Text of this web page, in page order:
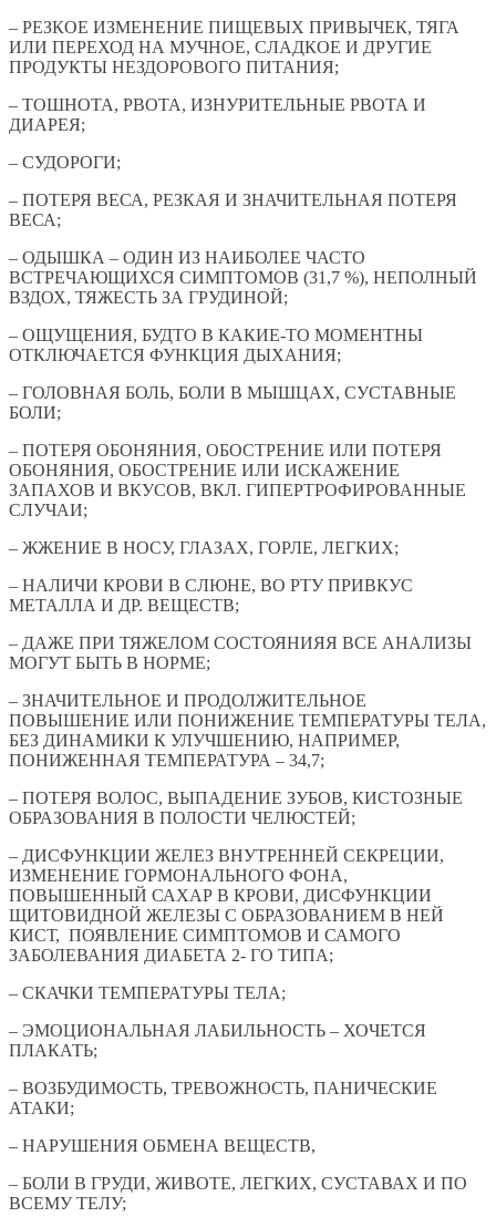
– РЕЗКОЕ ИЗМЕНЕНИЕ ПИЩЕВЫХ ПРИВЫЧЕК, ТЯГА
ИЛИ ПЕРЕХОД НА МУЧНОЕ, СЛАДКОЕ И ДРУГИЕ
ПРОДУКТЫ НЕЗДОРОВОГО ПИТАНИЯ;
– ТОШНОТА, РВОТА, ИЗНУРИТЕЛЬНЫЕ РВОТА И
ДИАРЕЯ;
– СУДОРОГИ;
– ПОТЕРЯ ВЕСА, РЕЗКАЯ И ЗНАЧИТЕЛЬНАЯ ПОТЕРЯ
ВЕСА;
– ОДЫШКА – ОДИН ИЗ НАИБОЛЕЕ ЧАСТО
ВСТРЕЧАЮЩИХСЯ СИМПТОМОВ (31,7 %), НЕПОЛНЫЙ
ВЗДОХ, ТЯЖЕСТЬ ЗА ГРУДИНОЙ;
– ОЩУЩЕНИЯ, БУДТО В КАКИЕ-ТО МОМЕНТНЫ
ОТКЛЮЧАЕТСЯ ФУНКЦИЯ ДЫХАНИЯ;
– ГОЛОВНАЯ БОЛЬ, БОЛИ В МЫШЦАХ, СУСТАВНЫЕ
БОЛИ;
– ПОТЕРЯ ОБОНЯНИЯ, ОБОСТРЕНИЕ ИЛИ ПОТЕРЯ
ОБОНЯНИЯ, ОБОСТРЕНИЕ ИЛИ ИСКАЖЕНИЕ
ЗАПАХОВ И ВКУСОВ, ВКЛ. ГИПЕРТРОФИРОВАННЫЕ
СЛУЧАИ;
– ЖЖЕНИЕ В НОСУ, ГЛАЗАХ, ГОРЛЕ, ЛЕГКИХ;
– НАЛИЧИ КРОВИ В СЛЮНЕ, ВО РТУ ПРИВКУС
МЕТАЛЛА И ДР. ВЕЩЕСТВ;
– ДАЖЕ ПРИ ТЯЖЕЛОМ СОСТОЯНИЯЯ ВСЕ АНАЛИЗЫ
МОГУТ БЫТЬ В НОРМЕ;
– ЗНАЧИТЕЛЬНОЕ И ПРОДОЛЖИТЕЛЬНОЕ
ПОВЫШЕНИЕ ИЛИ ПОНИЖЕНИЕ ТЕМПЕРАТУРЫ ТЕЛА,
БЕЗ ДИНАМИКИ К УЛУЧШЕНИЮ, НАПРИМЕР,
ПОНИЖЕННАЯ ТЕМПЕРАТУРА – 34,7;
– ПОТЕРЯ ВОЛОС, ВЫПАДЕНИЕ ЗУБОВ, КИСТОЗНЫЕ
ОБРАЗОВАНИЯ В ПОЛОСТИ ЧЕЛЮСТЕЙ;
– ДИСФУНКЦИИ ЖЕЛЕЗ ВНУТРЕННЕЙ СЕКРЕЦИИ,
ИЗМЕНЕНИЕ ГОРМОНАЛЬНОГО ФОНА,
ПОВЫШЕННЫЙ САХАР В КРОВИ, ДИСФУНКЦИИ
ЩИТОВИДНОЙ ЖЕЛЕЗЫ С ОБРАЗОВАНИЕМ В НЕЙ
КИСТ, ПОЯВЛЕНИЕ СИМПТОМОВ И САМОГО
ЗАБОЛЕВАНИЯ ДИАБЕТА 2- ГО ТИПА;
– СКАЧКИ ТЕМПЕРАТУРЫ ТЕЛА;
– ЭМОЦИОНАЛЬНАЯ ЛАБИЛЬНОСТЬ – ХОЧЕТСЯ
ПЛАКАТЬ;
– ВОЗБУДИМОСТЬ, ТРЕВОЖНОСТЬ, ПАНИЧЕСКИЕ
АТАКИ;
– НАРУШЕНИЯ ОБМЕНА ВЕЩЕСТВ,
– БОЛИ В ГРУДИ, ЖИВОТЕ, ЛЕГКИХ, СУСТАВАХ И ПО
ВСЕМУ ТЕЛУ;